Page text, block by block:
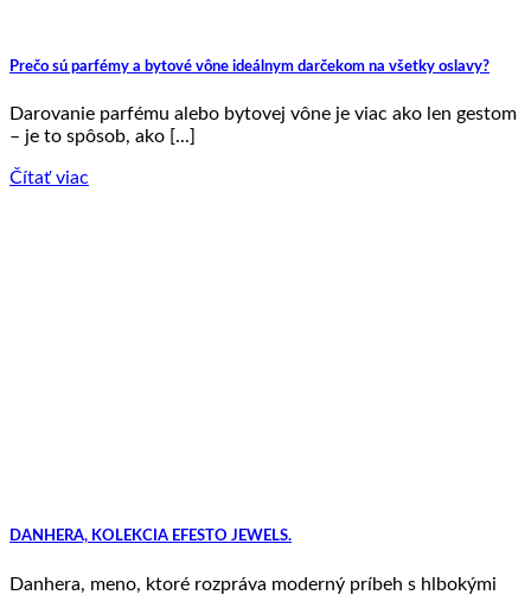
Prečo sú parfémy a bytové vône ideálnym darčekom na všetky oslavy?
Darovanie parfému alebo bytovej vône je viac ako len gestom
– je to spôsob, ako [...]
Čítať viac
DANHERA, KOLEKCIA EFESTO JEWELS.
Danhera, meno, ktoré rozpráva moderný príbeh s hlbokými